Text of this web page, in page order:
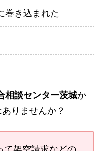
巻き込まれた
相談センター茨城か
りませんか？